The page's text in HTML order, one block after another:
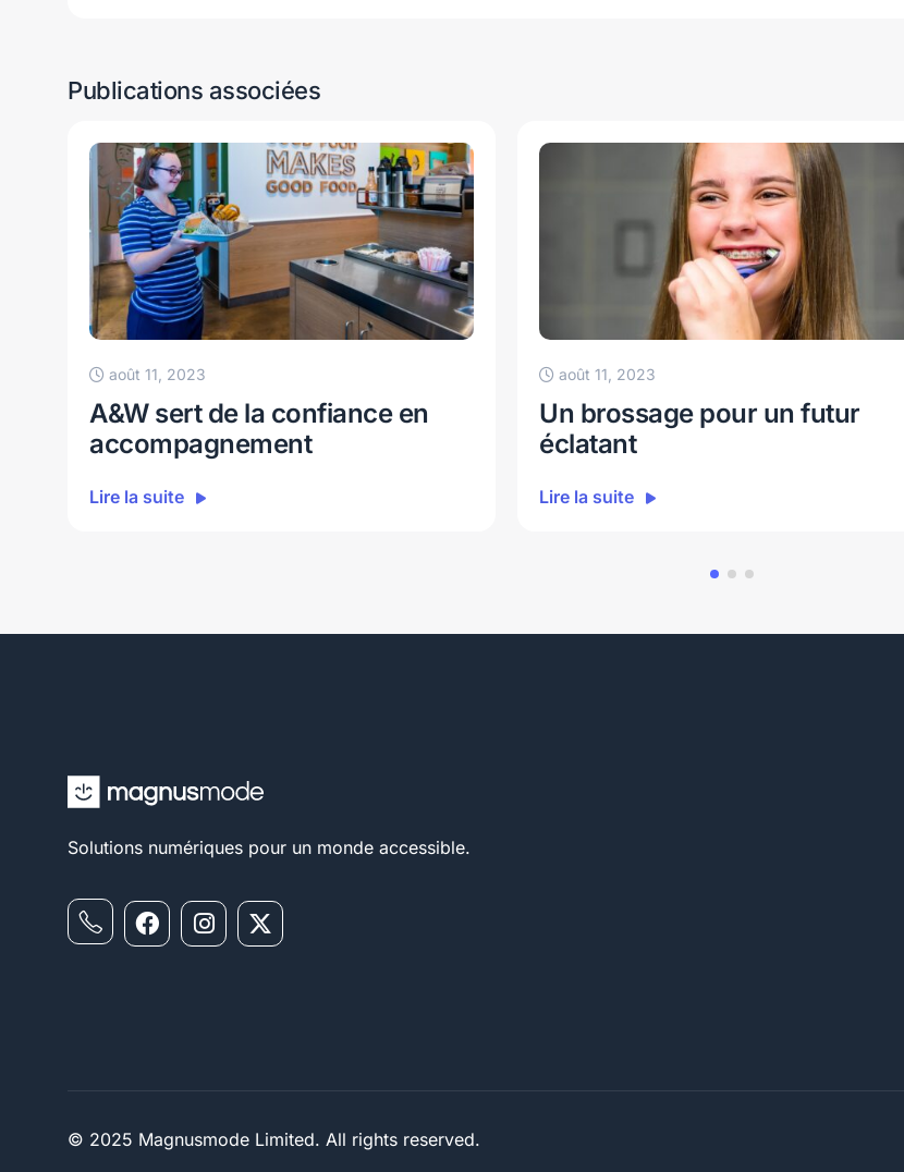
Publications associées
août 11, 2023
A&W sert de la confiance en
accompagnement
Lire la suite
août 11, 2023
Un brossage pour un futur
éclatant
Lire la suite
Solutions numériques pour un monde accessible.
© 2025 Magnusmode Limited. All rights reserved.